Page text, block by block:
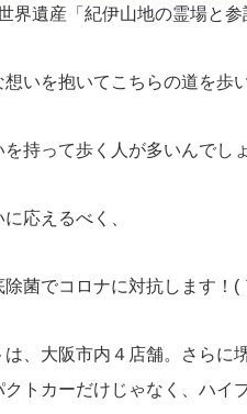
界遺産「紀伊山地の霊場と
いを抱いてこちらの道を歩
持って歩く人が多いんでし
応えるべく、
菌でコロナに対抗します！(
、大阪市内４店舗。さらに
トカーだけじゃなく、ハイ